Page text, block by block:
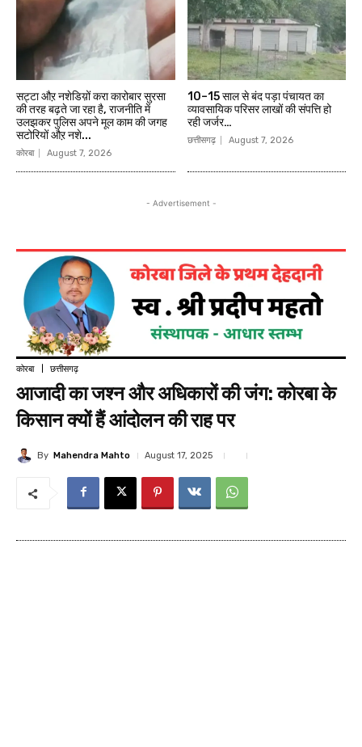
सट्टा औऱ नशेडिय़ों करा कारोबार सुरसा
की तरह बढ़ते जा रहा है, राजनीति में
उलझकर पुलिस अपने मूल काम की जगह
सटोरियों औऱ नशे...
कोरबा August 7, 2026
10–15 साल से बंद पड़ा पंचायत का
व्यावसायिक परिसर लाखों की संपत्ति हो
रही जर्जर…
छत्तीसगढ़ August 7, 2026
- Advertisement -